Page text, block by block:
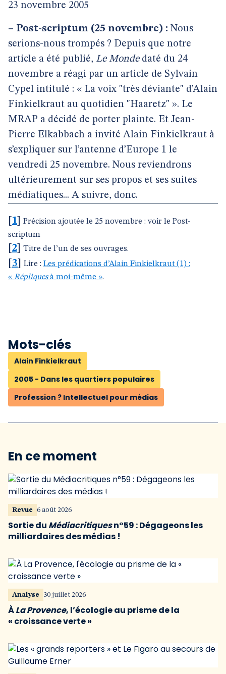
23 novembre 2005
– Post-scriptum (25 novembre) : Nous
serions-nous trompés ? Depuis que notre
article a été publié, Le Mondedaté du 24
novembre a réagi par un article de Sylvain
Cypel intitulé : « La voix "très déviante" d’Alain
Finkielkraut au quotidien "Haaretz" ». Le
MRAP a décidé de porter plainte. Et Jean-
Pierre Elkabbach a invité Alain Finkielkraut à
s’expliquer sur l’antenne d’Europe 1 le
vendredi 25 novembre. Nous reviendrons
ultérieurement sur ses propos et ses suites
médiatiques... A suivre, donc.
1
Précision ajoutée le 25 novembre : voir le Post-
scriptum
2 Titre de l’un de ses ouvrages.
3 Lire : Les prédications d’Alain Finkielkraut (1) :
« Répliquesà moi-même ».
Mots-clés
Alain Finkielkraut
2005 - Dans les quartiers populaires
Profession ? Intellectuel pour médias
En ce moment
Revue 6 août 2026
Sortie du Médiacritiquesn°59 : Dégageons les
milliardaires des médias !
Analyse 30 juillet 2026
ÀLa Provence, l’écologie au prisme de la
« croissance verte »